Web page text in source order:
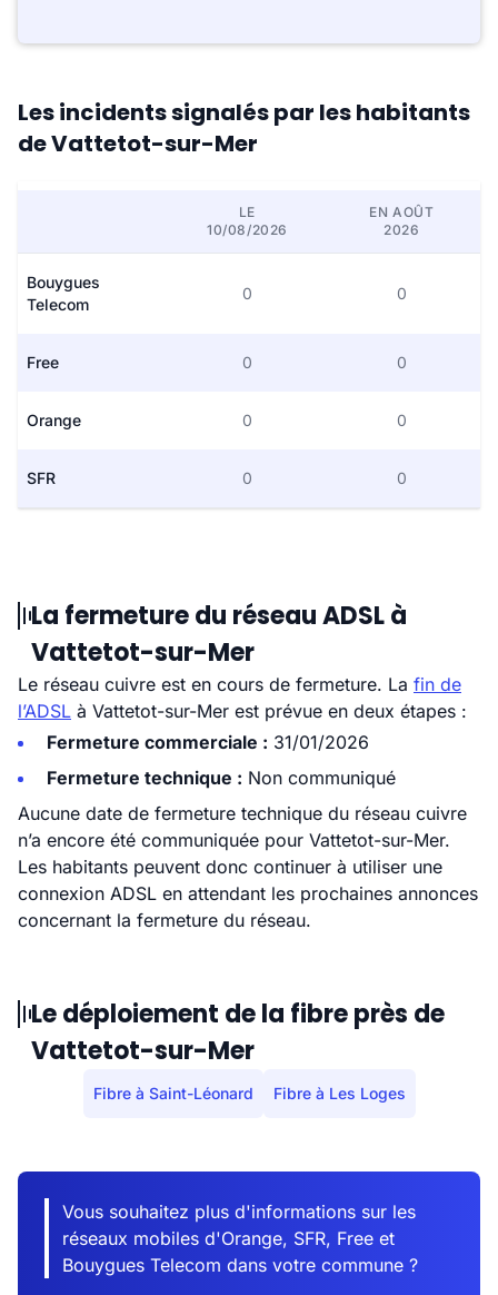
Les incidents signalés par les habitants
de Vattetot-sur-Mer
LE
10/08/2026
EN AOÛT
2026
Bouygues
Telecom
0 0
Free 0 0
Orange 0 0
SFR 0 0
La fermeture du réseau ADSL à
Vattetot-sur-Mer
Le réseau cuivre est en cours de fermeture. La fin de
l’ADSL à Vattetot-sur-Mer est prévue en deux étapes :
Fermeture commerciale : 31/01/2026
Fermeture technique : Non communiqué
Aucune date de fermeture technique du réseau cuivre
n’a encore été communiquée pour Vattetot-sur-Mer.
Les habitants peuvent donc continuer à utiliser une
connexion ADSL en attendant les prochaines annonces
concernant la fermeture du réseau.
Le déploiement de la fibre près de
Vattetot-sur-Mer
Fibre à Saint-Léonard Fibre à Les Loges
Vous souhaitez plus d'informations sur les
réseaux mobiles d'Orange, SFR, Free et
Bouygues Telecom dans votre commune ?